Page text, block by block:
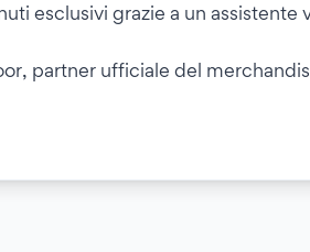
esclusivi grazie a un assistente
partner ufficiale del